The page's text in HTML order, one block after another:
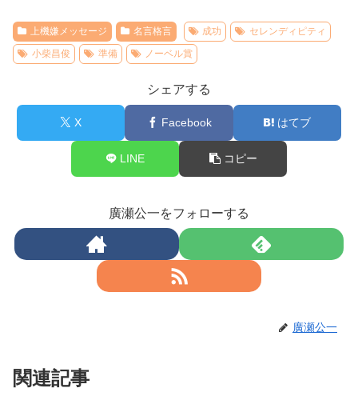
上機嫌メッセージ 名言格言 成功
セレンディピティ
小柴昌俊
準備 ノーベル賞
シェアする
X Facebook はてブ
LINE コピー
廣瀬公一をフォローする
廣瀬公一
関連記事